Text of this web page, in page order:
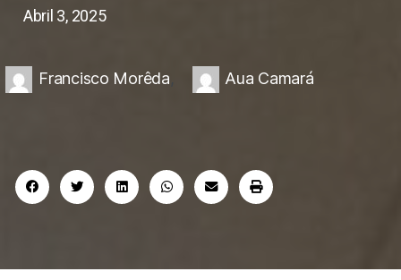
Abril 3, 2025
Francisco Morêda Aua Camará